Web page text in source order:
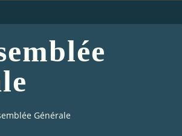
Générale